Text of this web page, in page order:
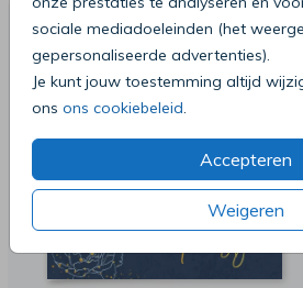
sociale mediadoeleinden (het
gepersonaliseerde advertenties).
Je kunt jouw toestemming altijd
ons ons cookiebeleid.
Accepteren
Weigeren